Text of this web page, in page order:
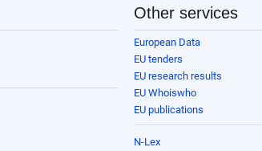
Other services
European Data
EU tenders
EU research results
EU Whoiswho
EU publications
N-Lex